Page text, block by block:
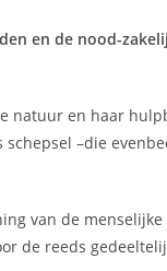
en de nood-
natuur en haar
–die
van de
de reeds